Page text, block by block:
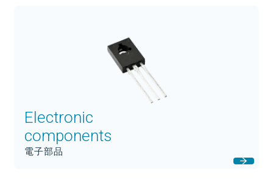
Electronic
components
電子部品